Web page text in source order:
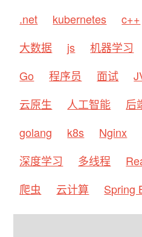
.net
kubernetes c++
大数据
js 机器学习
Go
程序员 面试
云原生
人工智能 后
golang
k8s Nginx
深度学习
多线程
爬虫
云计算 Spring